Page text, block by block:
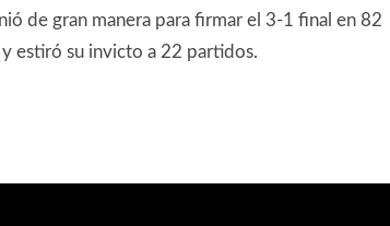
de gran manera para firmar el 3-1 final en 82
estiró su invicto a 22 partidos.